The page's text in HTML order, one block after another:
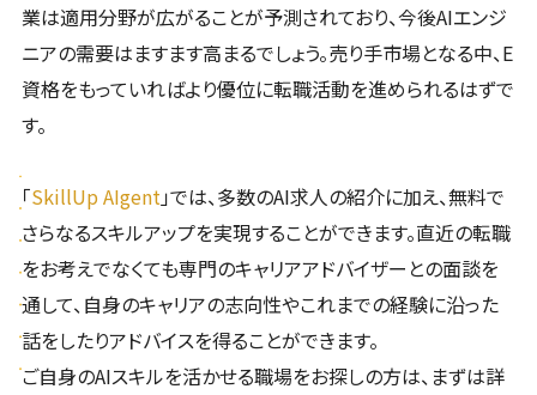
業は適用分野が広がることが予測されており、今後AIエンジ
ニアの需要はますます高まるでしょう。売り手市場となる中、E
資格をもっていればより優位に転職活動を進められるはずで
す。
「SkillUp AIgent」では、多数のAI求人の紹介に加え、無料で
さらなるスキルアップを実現することができます。直近の転職
をお考えでなくても専門のキャリアアドバイザーとの面談を
通して、自身のキャリアの志向性やこれまでの経験に沿った
話をしたりアドバイスを得ることができます。
ご自身のAIスキルを活かせる職場をお探しの方は、まずは詳